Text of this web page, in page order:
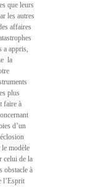
que leurs
les autres
affaires
a appris,
 la
plus
faire à
d’un
modèle
celui de la
obstacle à
l’Esprit